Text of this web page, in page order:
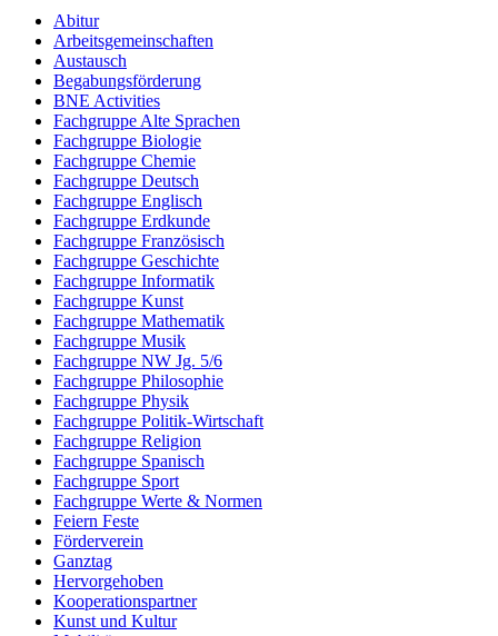
Abitur
Arbeitsgemeinschaften
Austausch
Begabungsförderung
BNE Activities
Fachgruppe Alte Sprachen
Fachgruppe Biologie
Fachgruppe Chemie
Fachgruppe Deutsch
Fachgruppe Englisch
Fachgruppe Erdkunde
Fachgruppe Französisch
Fachgruppe Geschichte
Fachgruppe Informatik
Fachgruppe Kunst
Fachgruppe Mathematik
Fachgruppe Musik
Fachgruppe NW Jg. 5/6
Fachgruppe Philosophie
Fachgruppe Physik
Fachgruppe Politik-Wirtschaft
Fachgruppe Religion
Fachgruppe Spanisch
Fachgruppe Sport
Fachgruppe Werte & Normen
Feiern Feste
Förderverein
Ganztag
Hervorgehoben
Kooperationspartner
Kunst und Kultur